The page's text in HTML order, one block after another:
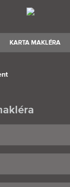
KARTA MAKLÉRA